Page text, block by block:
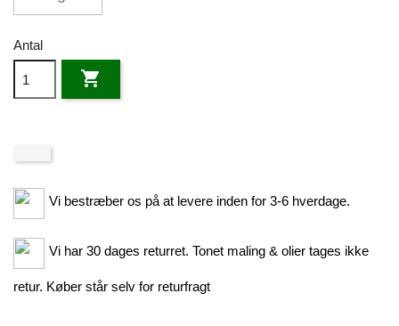
Antal

Vi bestræber os på at levere inden for 3-6 hverdage.
Vi har 30 dages returret. Tonet maling & olier tages ikke
retur. Køber står selv for returfragt